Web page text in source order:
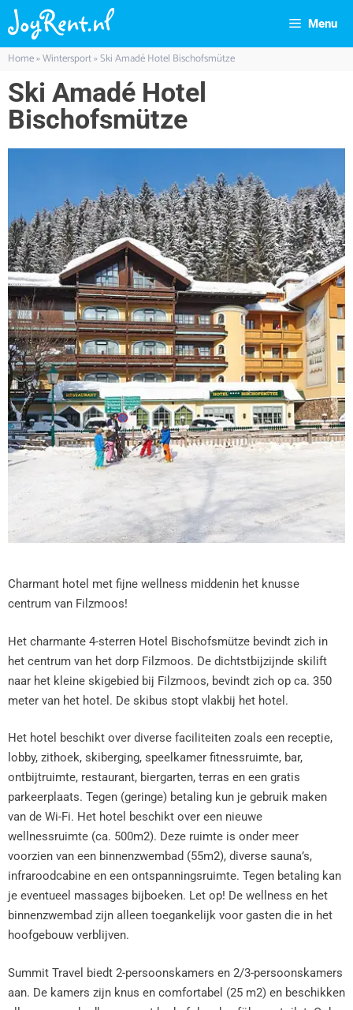
Menu
Home»Wintersport»Ski Amadé Hotel Bischofsmütze
Ski Amadé Hotel
Bischofsmütze
Charmant hotel met fijne wellness middenin het knusse
centrum van Filzmoos!
Het charmante 4-sterren Hotel Bischofsmütze bevindt zich in
het centrum van het dorp Filzmoos. De dichtstbijzijnde skilift
naar het kleine skigebied bij Filzmoos, bevindt zich op ca. 350
meter van het hotel. De skibus stopt vlakbij het hotel.
Het hotel beschikt over diverse faciliteiten zoals een receptie,
lobby, zithoek, skiberging, speelkamer fitnessruimte, bar,
ontbijtruimte, restaurant, biergarten, terras en een gratis
parkeerplaats. Tegen (geringe) betaling kun je gebruik maken
van de Wi-Fi. Het hotel beschikt over een nieuwe
wellnessruimte (ca. 500m2). Deze ruimte is onder meer
voorzien van een binnenzwembad (55m2), diverse sauna’s,
infraroodcabine en een ontspanningsruimte. Tegen betaling kan
je eventueel massages bijboeken. Let op! De wellness en het
binnenzwembad zijn alleen toegankelijk voor gasten die in het
hoofgebouw verblijven.
Summit Travel biedt 2-persoonskamers en 2/3-persoonskamers
aan. De kamers zijn knus en comfortabel (25 m2) en beschikken